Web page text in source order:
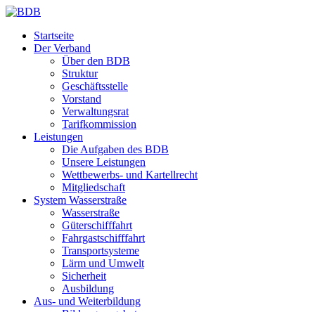
Startseite
Der Verband
Über den BDB
Struktur
Geschäftsstelle
Vorstand
Verwaltungsrat
Tarifkommission
Leistungen
Die Aufgaben des BDB
Unsere Leistungen
Wettbewerbs- und Kartellrecht
Mitgliedschaft
System Wasserstraße
Wasserstraße
Güterschifffahrt
Fahrgastschifffahrt
Transportsysteme
Lärm und Umwelt
Sicherheit
Ausbildung
Aus- und Weiterbildung